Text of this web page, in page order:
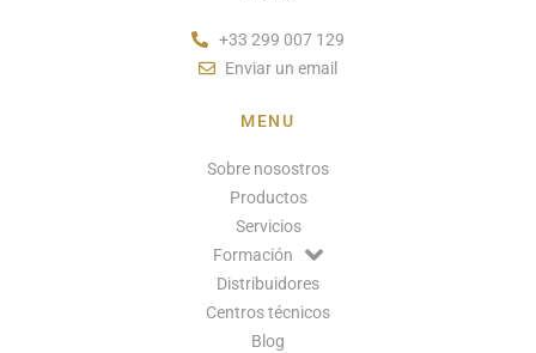
+33 299 007 129
Enviar un email
MENU
Sobre nosostros
Productos
Servicios
Formación
Distribuidores
Centros técnicos
Blog